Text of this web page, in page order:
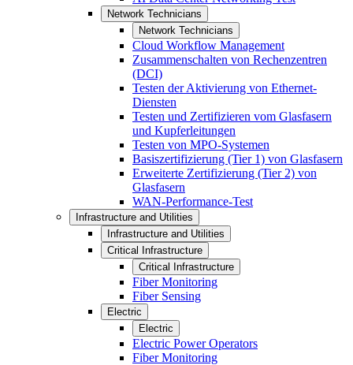
Network Technicians
Network Technicians
Cloud Workflow Management
Zusammenschalten von Rechenzentren
(DCI)
Testen der Aktivierung von Ethernet-
Diensten
Testen und Zertifizieren vom Glasfasern
und Kupferleitungen
Testen von MPO-Systemen
Basiszertifizierung (Tier 1) von Glasfasern
Erweiterte Zertifizierung (Tier 2) von
Glasfasern
WAN-Performance-Test
Infrastructure and Utilities
Infrastructure and Utilities
Critical Infrastructure
Critical Infrastructure
Fiber Monitoring
Fiber Sensing
Electric
Electric
Electric Power Operators
Fiber Monitoring